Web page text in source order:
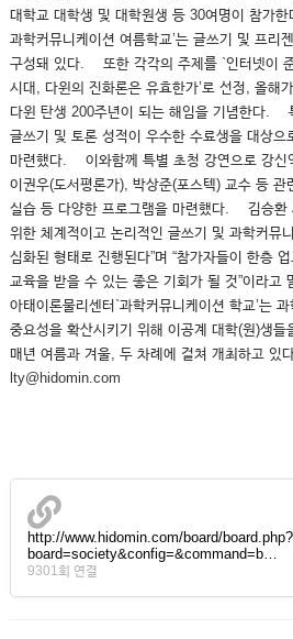
대학교 대학생 및 대학원생 등 30여명이 참가
과학커뮤니케이션 여름학교’는 글쓰기 및 프리
구성돼 있다. 또한 각각의 주제를 `인터넷이
시대, 다윈의 진화론은 유효한가’로 선정, 올해
다윈 탄생 200주년이 되는 해임을 기념한다.
글쓰기 및 토론 성적이 우수한 수료생을 대상
마련했다. 이와함께 특별 초청 강연으로 강신
이권우(도서평론가), 박상준(포스텍) 교수 등
실습 등 다양한 프로그램을 마련했다. 김승환
위한 체계적이고 논리적인 글쓰기 및 과학커뮤
심화된 형태로 진행된다”며 “참가자들이 한층
교육을 받을 수 있는 좋은 기회가 될 것”이라
아태이론물리센터`과학커뮤니케이션 학교’는
중요성을 확산시키기 위해 이공계 대학(원)생들
매년 여름과 겨울, 두 차례에 걸쳐 개최하고 있
lty@hidomin.com
http://www.hidomin.com/board/board.php?
board=society&config=&command=b…
9301회 연결